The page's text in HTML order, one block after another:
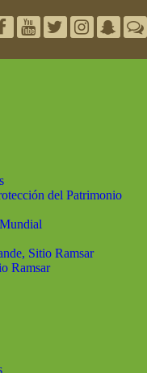
del Patrimonio
Sitio Ramsar
Ramsar